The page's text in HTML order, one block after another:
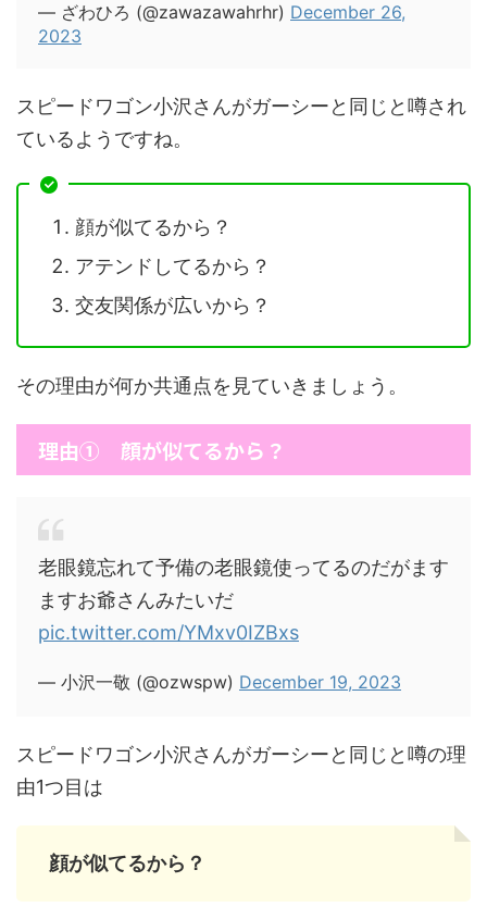
— ざわひろ (@zawazawahrhr) December 26,
2023
スピードワゴン小沢さんがガーシーと同じと噂され
ているようですね。
顔が似てるから？
アテンドしてるから？
交友関係が広いから？
その理由が何か共通点を見ていきましょう。
理由① 顔が似てるから？
老眼鏡忘れて予備の老眼鏡使ってるのだがます
ますお爺さんみたいだ
pic.twitter.com/YMxv0IZBxs
— 小沢一敬 (@ozwspw) December 19, 2023
スピードワゴン小沢さんがガーシーと同じと噂の理
由1つ目は
顔が似てるから？